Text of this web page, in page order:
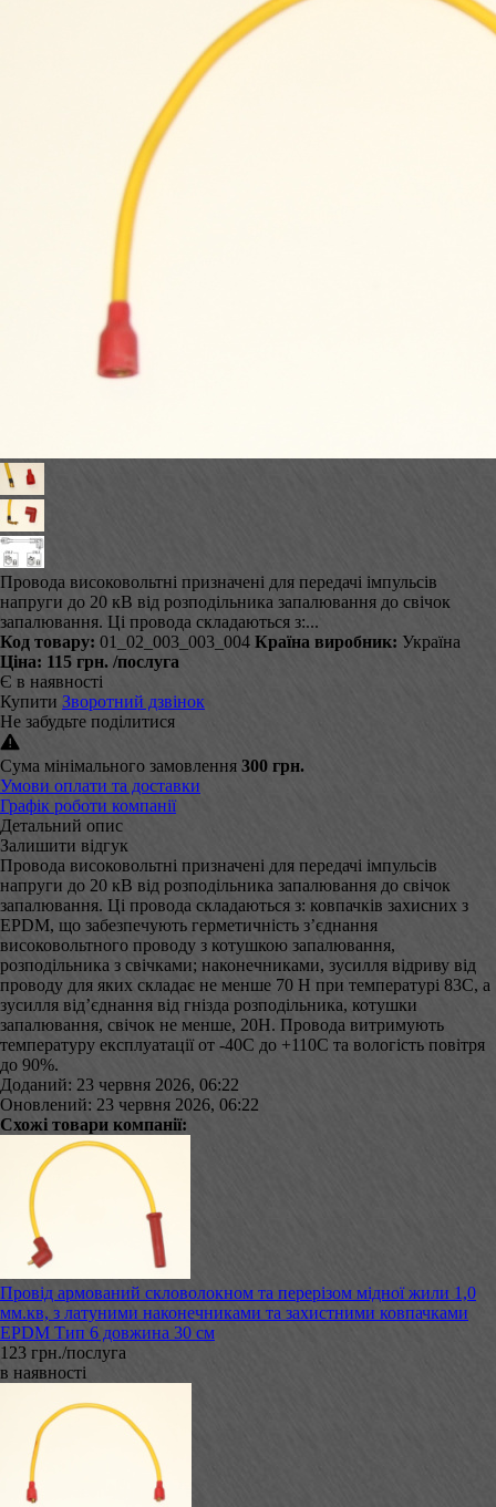
Провода високовольтні призначені для передачі імпульсів
напруги до 20 кВ від розподільника запалювання до свічок
запалювання. Ці провода складаються з:...
Код товару: 01_02_003_003_004 Країна виробник: Україна
Ціна: 115 грн. /послуга
Є в наявності
Купити Зворотний дзвінок
Не забудьте поділитися
Сума мінімального замовлення 300 грн.
Умови оплати та доставки
Графік роботи компанії
Детальний опис
Залишити відгук
Провода високовольтні призначені для передачі імпульсів
напруги до 20 кВ від розподільника запалювання до свічок
запалювання. Ці провода складаються з: ковпачків захисних з
EPDM, що забезпечують герметичність з’єднання
високовольтного проводу з котушкою запалювання,
розподільника з свічками; наконечниками, зусилля відриву від
проводу для яких складає не менше 70 Н при температурі 83С, а
зусилля від’єднання від гнізда розподільника, котушки
запалювання, свічок не менше, 20Н. Провода витримують
температуру експлуатації от -40С до +110С та вологість повітря
до 90%.
Доданий: 23 червня 2026, 06:22
Оновлений: 23 червня 2026, 06:22
Схожі товари компанії:
Провід армований скловолокном та перерізом мідної жили 1,0
мм.кв, з латуними наконечниками та захистними ковпачками
EPDM Тип 6 довжина 30 см
123 грн./послуга
в наявності